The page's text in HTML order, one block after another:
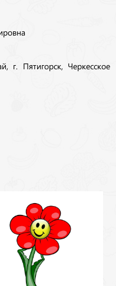
г. Пятигорск, Черкесское